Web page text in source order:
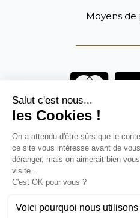
Moyens
Vous êtes un